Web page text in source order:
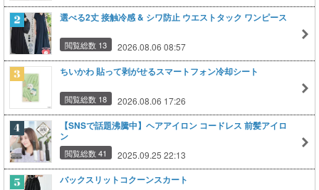
選べる2丈 接触冷感 & シワ防止 ウエストタック ワンピース
閲覧総数 13 2026.08.06 08:57
ちいかわ 貼って剥がせるスマートフォン冷却シート
閲覧総数 18 2026.08.06 17:26
【SNSで話題沸騰中】ヘアアイロン コードレス 前髪アイロ
ン
閲覧総数 41 2025.09.25 22:13
バックスリットコクーンスカート